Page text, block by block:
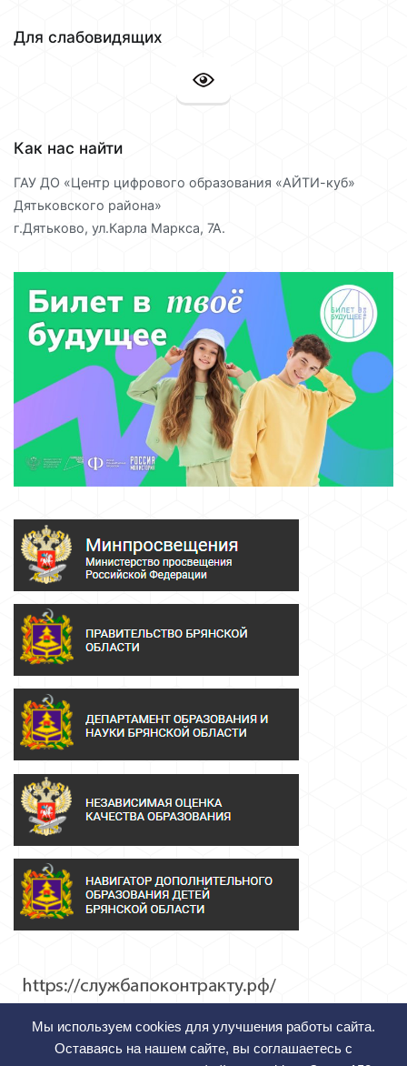
Мы используем cookies для улучшения работы сайта.
Оставаясь на нашем сайте, вы соглашаетесь с
Для слабовидящих
Как нас найти
ГАУ ДО «Центр цифрового образования «АЙТИ-куб»
Дятьковского района»
г.Дятьково, ул.Карла Маркса, 7А.